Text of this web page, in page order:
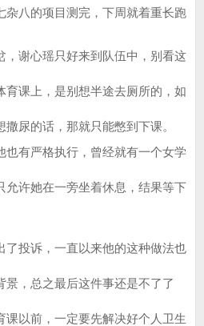
杂八的项目测完，下周就着重长跑
谢心瑶只好来到队伍中，别看这
育课上，是别想半途去厕所的，如
尿的话，那就只能憋到下课。
有严格执行，曾经就有一个女学
允许她在一旁坐着休息，结果等下
投诉，一直以来他的这种做法也
景，总之最后这件事还是不了了
课以前，一定要先解决好个人卫生